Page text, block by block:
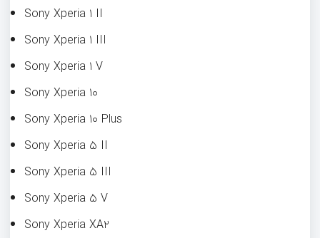
Sony Xperia ۱ II
Sony Xperia ۱ III
Sony Xperia ۱ V
Sony Xperia ۱۰
Sony Xperia ۱۰ Plus
Sony Xperia ۵ II
Sony Xperia ۵ III
Sony Xperia ۵ V
Sony Xperia XA۲